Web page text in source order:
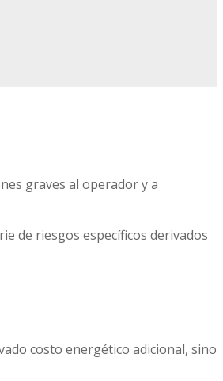
graves al operador y a
de riesgos específicos derivados
costo energético adicional, sino